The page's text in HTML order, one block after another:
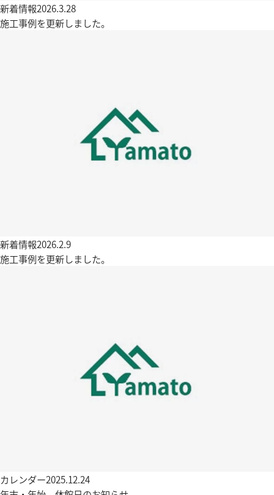
新着情報2026.3.28
施工事例を更新しました。
新着情報2026.2.9
施工事例を更新しました。
カレンダー2025.12.24